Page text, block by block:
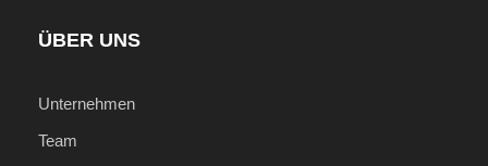
Wichtige Informationen
ÜBER UNS
Unternehmen
Team